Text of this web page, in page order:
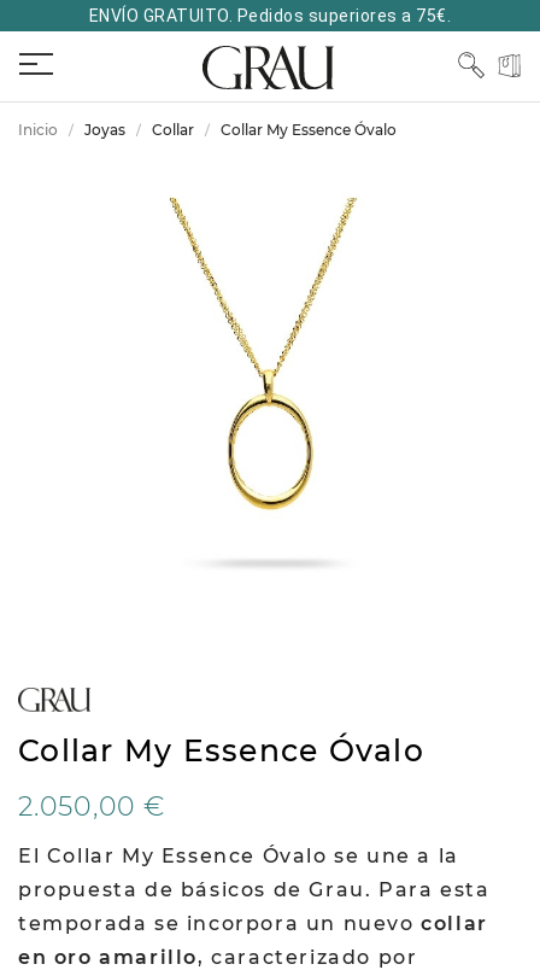
ENVÍO GRATUITO. Pedidos superiores a 75€.
Inicio Joyas Collar Collar My Essence Óvalo
Collar My Essence Óvalo
2.050,00 €
El Collar My Essence Óvalo se une a la
propuesta de básicos de Grau. Para esta
temporada se incorpora un nuevocollar
en oro amarillo, caracterizado por